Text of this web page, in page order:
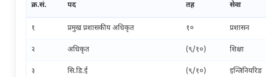
क्र.सं. पद तह सेवा
१ प्रमुख प्रशासकीय अधिकृत १० प्रशासन
२ अधिकृत (९/१०) शिक्षा
३ सि.डि.ई (९/१०) इन्जिनियरिङ